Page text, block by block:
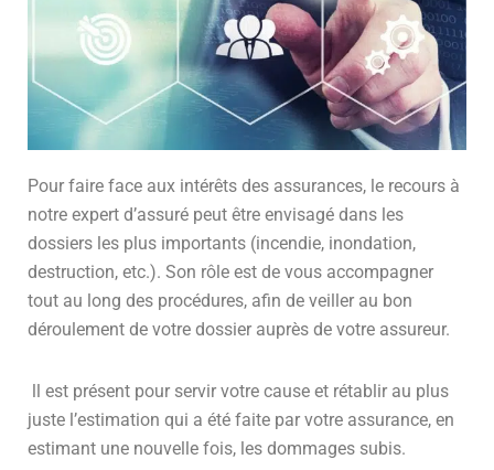
Pour faire face aux intérêts des assurances, le recours à
notre expert d’assuré peut être envisagé dans les
dossiers les plus importants (incendie, inondation,
destruction, etc.). Son rôle est de vous accompagner
tout au long des procédures, afin de veiller au bon
déroulement de votre dossier auprès de votre assureur.
ll est présent pour servir votre cause et rétablir au plus
juste l’estimation qui a été faite par votre assurance, en
estimant une nouvelle fois, les dommages subis.